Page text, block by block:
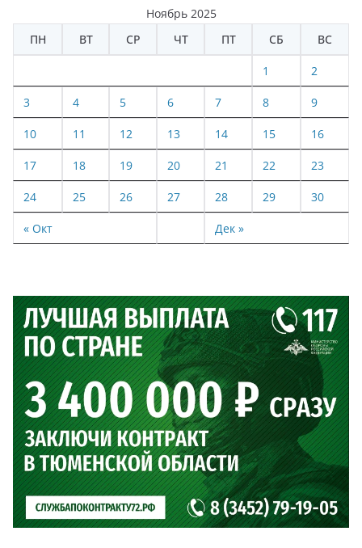
Ноябрь 2025
ПН
ВТ СР ЧТ ПТ СБ ВС
« Окт Дек »
1 2
3 4 5 6 7 8 9
10 11 12 13 14 15 16
17 18 19 20 21 22 23
24 25 26 27 28 29 30